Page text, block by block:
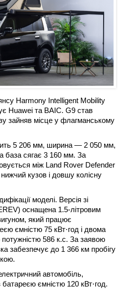
Harmony Intelligent Mobility
Huawei та BAIC. G9 став
зайняв місце у флагманському
5 206 мм, ширина — 2 050 мм,
база сягає 3 160 мм. За
між Land Rover Defender
кузов і довшу колісну
моделі. Версія зі
оснащена 1.5-літровим
який працює
ємністю 75 кВт⋅год і двома
586 к.с. За заявою
забезпечує до 1 366 км пробігу
автомобіль,
ємністю 120 кВт⋅год.